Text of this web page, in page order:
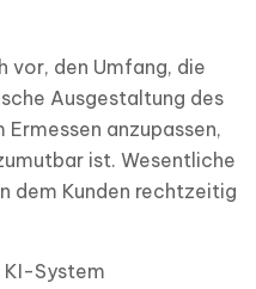
den Umfang, die
Ausgestaltung des
anzupassen,
ist. Wesentliche
dem Kunden rechtzeitig
System